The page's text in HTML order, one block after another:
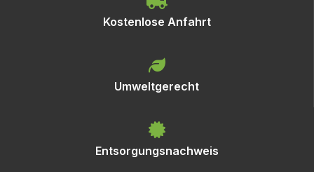
Kostenlose Anfahrt
Umweltgerecht
Entsorgungsnachweis